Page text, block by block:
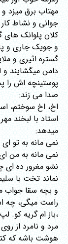
مهتاب برق میزد
جوانی و نشاط
کلان پلوانک
و جویک جاری و
گستره اثیری و
دامن میگشایند
پوستینچه اش را
صدا می زند:
اخ، اخ سوختم،
استاد با لبخند
میدهد:
نمی مانه به تو
نمی مانه به من
نشو مغرور ده ای
نماند تخت با
و بچه سقا جواب
راست میگی، چه
،باز ام گریه کو.
مرد و نامرد از
هوشت باشه که